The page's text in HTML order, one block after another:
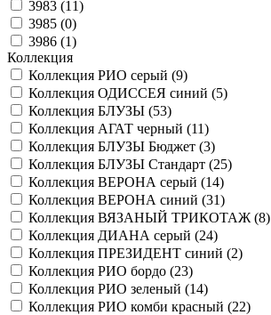
3983 (11)
3985 (0)
3986 (1)
Коллекция
Коллекция РИО серый (9)
Коллекция ОДИССЕЯ синий (5)
Коллекция БЛУЗЫ (53)
Коллекция АГАТ черный (11)
Коллекция БЛУЗЫ Бюджет (3)
Коллекция БЛУЗЫ Стандарт (25)
Коллекция ВЕРОНА серый (14)
Коллекция ВЕРОНА синий (31)
Коллекция ВЯЗАНЫЙ ТРИКОТАЖ (8)
Коллекция ДИАНА серый (24)
Коллекция ПРЕЗИДЕНТ синий (2)
Коллекция РИО бордо (23)
Коллекция РИО зеленый (14)
Коллекция РИО комби красный (22)